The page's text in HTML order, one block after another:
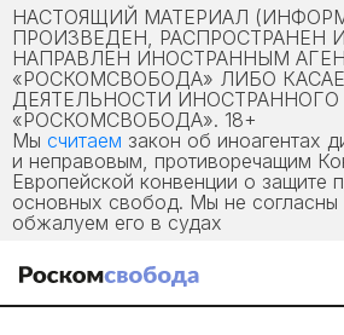
НАСТОЯЩИЙ МАТЕРИАЛ
ПРОИЗВЕДЕН, РАСПРОСТРАНЕН
НАПРАВЛЕН ИНОСТРАННЫМ
«РОСКОМСВОБОДА» ЛИБО
ДЕЯТЕЛЬНОСТИ ИНОСТРАННОГО
«РОСКОМСВОБОДА». 18+
Мы считаем закон об иноагентах
и неправовым, противоречащим
Европейской конвенции о защите
основных свобод. Мы не
обжалуем его в судах